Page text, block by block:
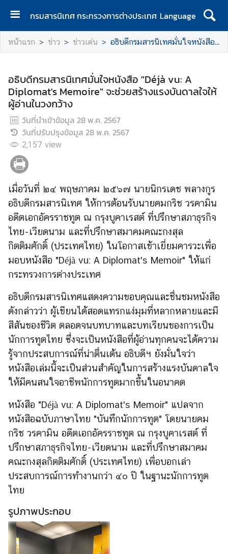
กรมสารนิเทศ กระทรวงการต่างประเทศ Language
ห
น้
ร
ก
เ
กี่
ย
ว
กั
ก
ร
ม
ข่
า
ว
า
ร
ล
ะ
กิ
จ
ก
ร
ม
สื่
อ
ป
ช
า
สั
ม
หน้าแรก ข่าว ข่าวเด่น อธิบดีกรมสารนิเทศมั่นใจหนังสือ "Déjà vu: A Diplomat's Memoire" จะช่วยสร้างแรงบันดาลใจให้ผู้อ่านในวงกว้าง
อธิบดีกรมสารนิเทศมั่นใจหนังสือ "Déjà vu: A
Diplomat's Memoire" จะช่วยสร้างแรงบันดาลใจให้
ผู้อ่านในวงกว้าง
วันที่นำเข้าข้อมูล 28 พ.ค. 2567
วันที่ปรับปรุงข้อมูล 28 พ.ค. 2567
2,157 view
เมื่อวันที่ ๒๔ พฤษภาคม ๒๕๖๗ นายนิกรเดช พลางกูร
อธิบดีกรมสารนิเทศ ให้การต้อนรับนายคมกริช วรคามิน
อดีตเอกอัครราชทูต ณ กรุงบูคาเรสต์ ที่ปรึกษาสภาธุรกิจ
ไทย-เวียดนาม และที่ปรึกษาสมาคมคณะกงสุล
กิตติมศักดิ์ (ประเทศไทย) ในโอกาสเข้าเยี่ยมคารวะเพื่อ
มอบหนังสือ "Déjà vu: A Diplomat's Memoir" ให้แก่
กระทรวงการต่างประเทศ
อธิบดีกรมสารนิเทศแสดงความขอบคุณและชื่นชมหนังสือ
ดังกล่าวว่า ผู้เขียนได้สอดแทรกแง่มุมที่หลากหลายและมี
สีสันของชีวิต ตลอดจนบทบาทและบทเรียนของการเป็น
นักการทูตไทย ซึ่งจะเป็นหนังสือที่ผู้อ่านทุกคนจะได้ความ
รู้จากประสบการณ์ที่น่าตื่นเต้น อธิบดีฯ ยังมั่นใจว่า
หนังสือเล่มนี้จะเป็นส่วนสำคัญในการสร้างแรงบันดาลใจ
ให้มีคนสนใจอาชีพนักการทูตมากขึ้นในอนาคต
หนังสือ "Déjà vu: A Diplomat's Memoir" แปลจาก
หนังสือฉบับภาษาไทย "บันทึกนักการทูต" โดยนายคม
กริช วรคามิน อดีตเอกอัครราชทูต ณ กรุงบูคาเรสต์ ที่
ปรึกษาสภาธุรกิจไทย-เวียดนาม และที่ปรึกษาสมาคม
คณะกงสุลกิตติมศักดิ์ (ประเทศไทย) เพื่อบอกเล่า
ประสบการณ์การทำงานกว่า ๔๐ ปี ในฐานะนักการทูต
ไทย
รูปภาพประกอบ